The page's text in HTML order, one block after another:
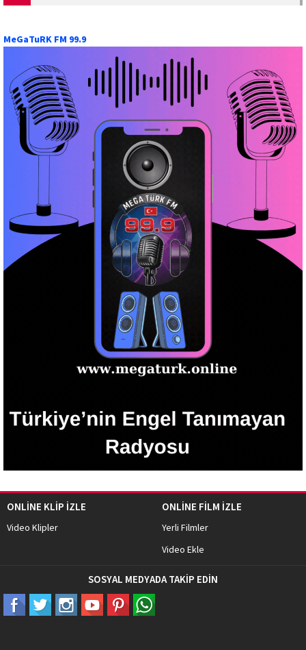
MeGaTuRK FM 99.9
ONLİNE KLİP İZLE
Video Klipler
ONLİNE FİLM İZLE
Yerli Filmler
Video Ekle
SOSYAL MEDYADA TAKİP EDİN